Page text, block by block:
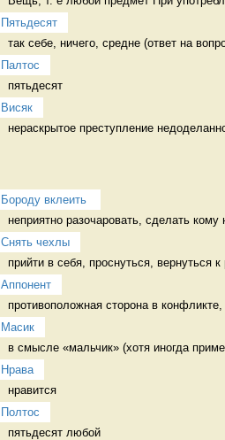
Пятьдесят
так себе, ничего, средне (ответ на
Палтос
пятьдесят
Висяк
нераскрытое преступление
Бороду вклеить
неприятно разочаровать, сделать
Снять чехлы
прийти в себя, проснуться, вернуться к
Аппонент
противоположная сторона в
Масик
в смысле «мальчик» (хотя иногда
Нрава
нравится
Полтос
пятьдесят любой